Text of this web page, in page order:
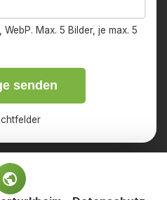
WebP. Max. 5 Bilder, je max. 5
senden